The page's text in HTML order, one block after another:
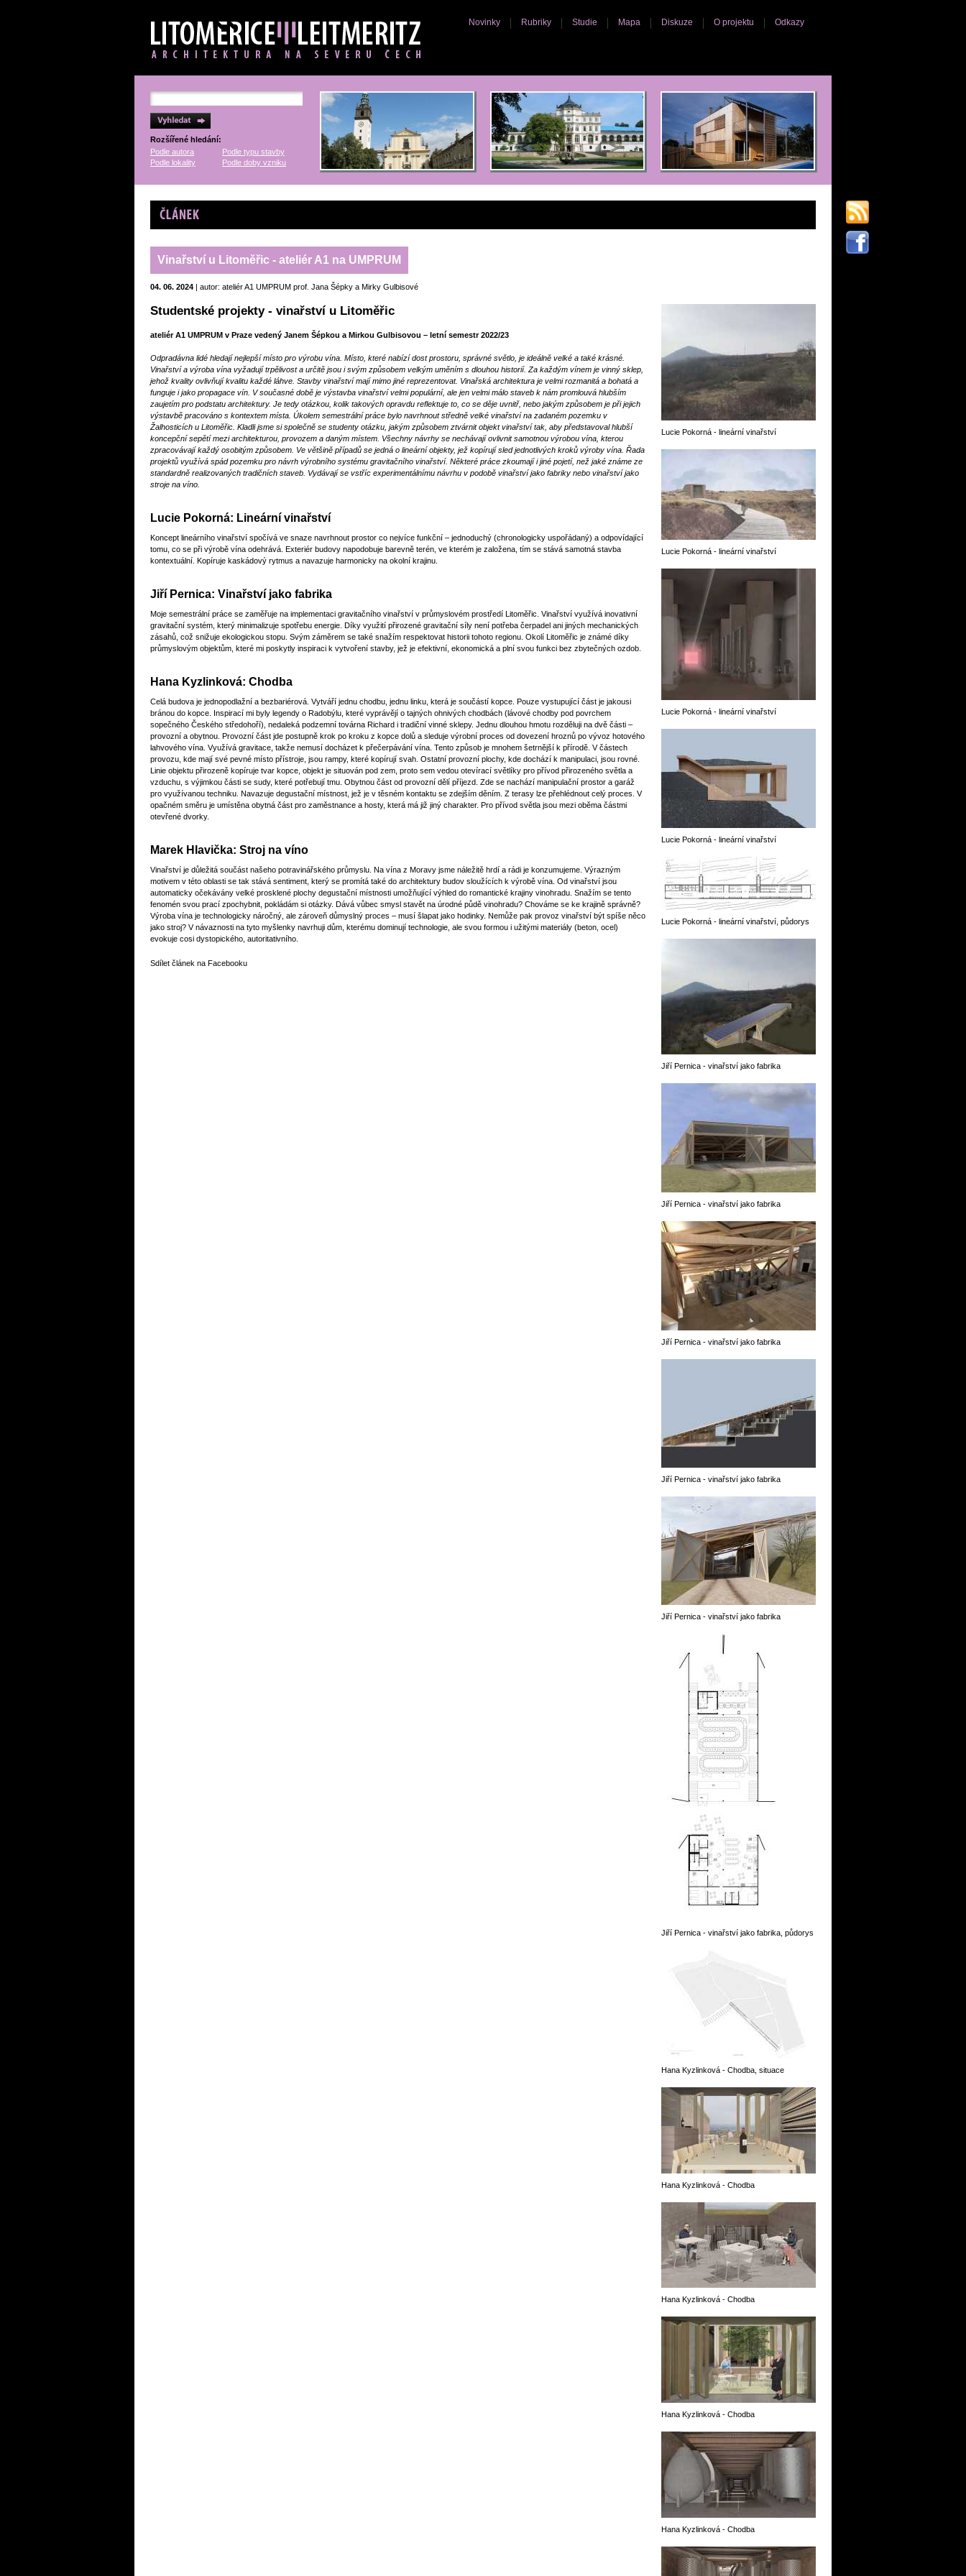
Novinky Rubriky Studie Mapa Diskuze O projektu Odkazy
Rozšířené hledání:
Podle autora
Podle typu stavby
Podle lokality
Podle doby vzniku
Článek
Vinařství u Litoměřic - ateliér A1 na UMPRUM
04. 06. 2024 | autor: ateliér A1 UMPRUM prof. Jana Šépky a Mirky Gulbisové
Studentské projekty - vinařství u Litoměřic
ateliér A1 UMPRUM v Praze vedený Janem Šépkou a Mirkou Gulbisovou – letní semestr 2022/23
Odpradávna lidé hledají nejlepší místo pro výrobu vína. Místo, které nabízí dost prostoru, správné světlo, je ideálně velké a také krásné.
Vinařství a výroba vína vyžadují trpělivost a určitě jsou i svým způsobem velkým uměním s dlouhou historií. Za každým vínem je vinný sklep,
jehož kvality ovlivňují kvalitu každé láhve. Stavby vinařství mají mimo jiné reprezentovat. Vinařská architektura je velmi rozmanitá a bohatá a
funguje i jako propagace vín. V současné době je výstavba vinařství velmi populární, ale jen velmi málo staveb k nám promlouvá hlubším
zaujetím pro podstatu architektury. Je tedy otázkou, kolik takových opravdu reflektuje to, co se děje uvnitř, nebo jakým způsobem je při jejich
výstavbě pracováno s kontextem místa. Úkolem semestrální práce bylo navrhnout středně velké vinařství na zadaném pozemku v
Žalhosticích u Litoměřic. Kladli jsme si společně se studenty otázku, jakým způsobem ztvárnit objekt vinařství tak, aby představoval hlubší
koncepční sepětí mezi architekturou, provozem a daným místem. Všechny návrhy se nechávají ovlivnit samotnou výrobou vína, kterou
zpracovávají každý osobitým způsobem. Ve většině případů se jedná o lineární objekty, jež kopírují sled jednotlivých kroků výroby vína. Řada
projektů využívá spád pozemku pro návrh výrobního systému gravitačního vinařství. Některé práce zkoumají i jiné pojetí, než jaké známe ze
standardně realizovaných tradičních staveb. Vydávají se vstříc experimentálnímu návrhu v podobě vinařství jako fabriky nebo vinařství jako
stroje na víno.
Lucie Pokorná: Lineární vinařství
Koncept lineárního vinařství spočívá ve snaze navrhnout prostor co nejvíce funkční – jednoduchý (chronologicky uspořádaný) a odpovídající
tomu, co se při výrobě vína odehrává. Exteriér budovy napodobuje barevně terén, ve kterém je založena, tím se stává samotná stavba
kontextuální. Kopíruje kaskádový rytmus a navazuje harmonicky na okolní krajinu.
Jiří Pernica: Vinařství jako fabrika
Moje semestrální práce se zaměřuje na implementaci gravitačního vinařství v průmyslovém prostředí Litoměřic. Vinařství využívá inovativní
gravitační systém, který minimalizuje spotřebu energie. Díky využití přirozené gravitační síly není potřeba čerpadel ani jiných mechanických
zásahů, což snižuje ekologickou stopu. Svým záměrem se také snažím respektovat historii tohoto regionu. Okolí Litoměřic je známé díky
průmyslovým objektům, které mi poskytly inspiraci k vytvoření stavby, jež je efektivní, ekonomická a plní svou funkci bez zbytečných ozdob.
Hana Kyzlinková: Chodba
Celá budova je jednopodlažní a bezbariérová. Vytváří jednu chodbu, jednu linku, která je součástí kopce. Pouze vystupující část je jakousi
bránou do kopce. Inspirací mi byly legendy o Radobýlu, které vyprávějí o tajných ohnivých chodbách (lávové chodby pod povrchem
sopečného Českého středohoří), nedaleká podzemní továrna Richard i tradiční vinné sklepy. Jednu dlouhou hmotu rozděluji na dvě části –
provozní a obytnou. Provozní část jde postupně krok po kroku z kopce dolů a sleduje výrobní proces od dovezení hroznů po vývoz hotového
lahvového vína. Využívá gravitace, takže nemusí docházet k přečerpávání vína. Tento způsob je mnohem šetrnější k přírodě. V částech
provozu, kde mají své pevné místo přístroje, jsou rampy, které kopírují svah. Ostatní provozní plochy, kde dochází k manipulaci, jsou rovné.
Linie objektu přirozeně kopíruje tvar kopce, objekt je situován pod zem, proto sem vedou otevírací světlíky pro přívod přirozeného světla a
vzduchu, s výjimkou části se sudy, které potřebují tmu. Obytnou část od provozní dělí příjezd. Zde se nachází manipulační prostor a garáž
pro využívanou techniku. Navazuje degustační místnost, jež je v těsném kontaktu se zdejším děním. Z terasy lze přehlédnout celý proces. V
opačném směru je umístěna obytná část pro zaměstnance a hosty, která má již jiný charakter. Pro přívod světla jsou mezi oběma částmi
otevřené dvorky.
Marek Hlavička: Stroj na víno
Vinařství je důležitá součást našeho potravinářského průmyslu. Na vína z Moravy jsme náležitě hrdí a rádi je konzumujeme. Výrazným
motivem v této oblasti se tak stává sentiment, který se promítá také do architektury budov sloužících k výrobě vína. Od vinařství jsou
automaticky očekávány velké prosklené plochy degustační místnosti umožňující výhled do romantické krajiny vinohradu. Snažím se tento
fenomén svou prací zpochybnit, pokládám si otázky. Dává vůbec smysl stavět na úrodné půdě vinohradu? Chováme se ke krajině správně?
Výroba vína je technologicky náročný, ale zároveň důmyslný proces – musí šlapat jako hodinky. Nemůže pak provoz vinařství být spíše něco
jako stroj? V návaznosti na tyto myšlenky navrhuji dům, kterému dominují technologie, ale svou formou i užitými materiály (beton, ocel)
evokuje cosi dystopického, autoritativního.
Sdílet článek na Facebooku
Lucie Pokorná - lineární vinařství
Lucie Pokorná - lineární vinařství
Lucie Pokorná - lineární vinařství
Lucie Pokorná - lineární vinařství
Lucie Pokorná - lineární vinařství, půdorys
Jiří Pernica - vinařství jako fabrika
Jiří Pernica - vinařství jako fabrika
Jiří Pernica - vinařství jako fabrika
Jiří Pernica - vinařství jako fabrika
Jiří Pernica - vinařství jako fabrika
Jiří Pernica - vinařství jako fabrika, půdorys
Hana Kyzlinková - Chodba, situace
Hana Kyzlinková - Chodba
Hana Kyzlinková - Chodba
Hana Kyzlinková - Chodba
Hana Kyzlinková - Chodba